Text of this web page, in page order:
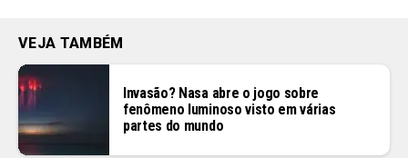
VEJA TAMBÉM
Invasão? Nasa abre o jogo sobre
fenômeno luminoso visto em várias
partes do mundo